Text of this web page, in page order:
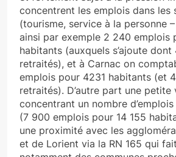
concentrent les emplois dans les
(tourisme, service à la personne
ainsi par exemple 2 240 emplois
habitants (auxquels s’ajoute dont
retraités), et à Carnac on
emplois pour 4231 habitants (et
retraités). D’autre part une petite
concentrant un nombre
(7 900 emplois pour 14 155
une proximité avec les
et de Lorient via la RN 165 qui fait